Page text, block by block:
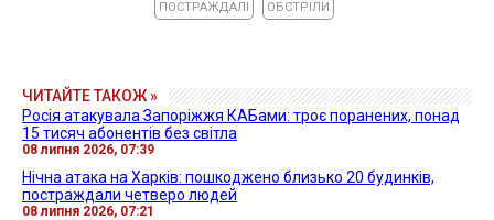
ПОСТРАЖДАЛІ ОБСТРІЛИ
ЧИТАЙТЕ ТАКОЖ »
Росія атакувала Запоріжжя КАБами: троє поранених, понад
15 тисяч абонентів без світла
08 липня 2026, 07:39
Нічна атака на Харків: пошкоджено близько 20 будинків,
постраждали четверо людей
08 липня 2026, 07:21